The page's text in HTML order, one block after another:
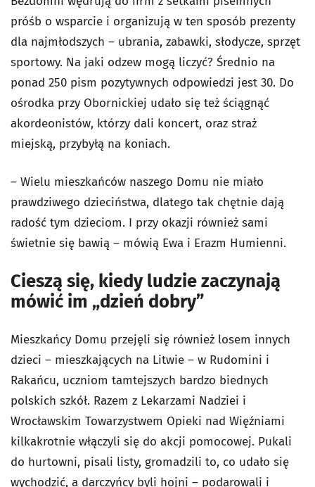
próśb o wsparcie i organizują w ten sposób prezenty
dla najmłodszych – ubrania, zabawki, słodycze, sprzęt
sportowy. Na jaki odzew mogą liczyć? Średnio na
ponad 250 pism pozytywnych odpowiedzi jest 30. Do
ośrodka przy Obornickiej udało się też ściągnąć
akordeonistów, którzy dali koncert, oraz straż
miejską, przybyłą na koniach.
– Wielu mieszkańców naszego Domu nie miało
prawdziwego dzieciństwa, dlatego tak chętnie dają
radość tym dzieciom. I przy okazji również sami
świetnie się bawią – mówią Ewa i Erazm Humienni.
Cieszą się, kiedy ludzie zaczynają
mówić im „dzień dobry”
Mieszkańcy Domu przejęli się również losem innych
dzieci – mieszkających na Litwie – w Rudomini i
Rakańcu, uczniom tamtejszych bardzo biednych
polskich szkół. Razem z Lekarzami Nadziei i
Wrocławskim Towarzystwem Opieki nad Więźniami
kilkakrotnie włączyli się do akcji pomocowej. Pukali
do hurtowni, pisali listy, gromadzili to, co udało się
wychodzić, a darczyńcy byli hojni – podarowali i